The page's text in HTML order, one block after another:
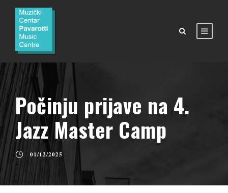
Počinju prijave na 4.
Jazz Master Camp
01/12/2025